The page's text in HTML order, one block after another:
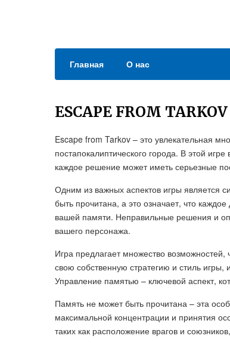
Главная О нас
ESCAPE FROM
Escape from Tarkov – это увлекательная
постапокалиптического города. В этой
каждое решение может иметь серьезные
Одним из важных аспектов игры является
быть прочитана, а это означает, что
вашей памяти. Неправильные решения и
вашего персонажа.
Игра предлагает множество
свою собственную стратегию и стиль
Управление памятью – ключевой аспект,
Память не может быть прочитана – эта
максимальной концентрации и принятия
таких как расположение врагов и